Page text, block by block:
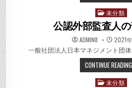
Posted
in
未分類
公認外部監査人の
ADMIN8 2021
一般社団法人日本マネジメント団
CONTINUE READING
Posted
未分類